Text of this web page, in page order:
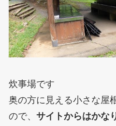
炊事場です
奥の方に見える小さな屋
ので、 サイトからはかな